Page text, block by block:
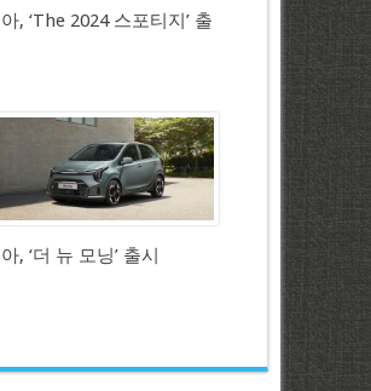
, ‘The 2024 스포티지’ 출
, ‘더 뉴 모닝’ 출시